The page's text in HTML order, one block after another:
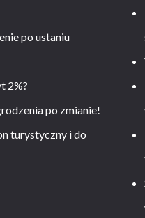
po ustaniu
2%?
po zmianie!
turystyczny i do